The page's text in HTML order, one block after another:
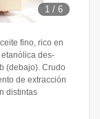
1 /6
fino, rico en
des-
(debajo). Crudo
de extracción
distintas